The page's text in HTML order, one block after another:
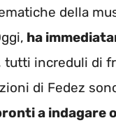
della
ha
tutti increduli di
di Fedez
a indagare